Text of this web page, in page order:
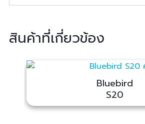
สินค้าที่เกี่ยวข้อง
Bluebird
S20